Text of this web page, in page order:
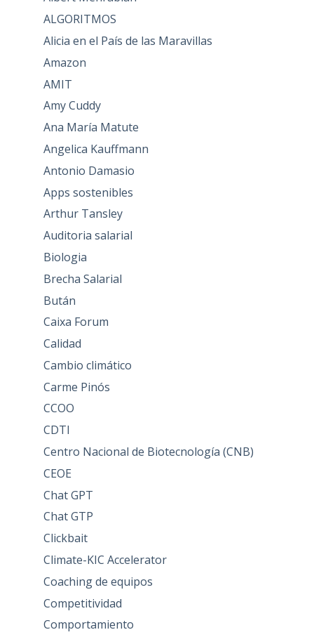
ALGORITMOS
Alicia en el País de las Maravillas
Amazon
AMIT
Amy Cuddy
Ana María Matute
Angelica Kauffmann
Antonio Damasio
Apps sostenibles
Arthur Tansley
Auditoria salarial
Biologia
Brecha Salarial
Bután
Caixa Forum
Calidad
Cambio climático
Carme Pinós
CCOO
CDTI
Centro Nacional de Biotecnología (CNB)
CEOE
Chat GPT
Chat GTP
Clickbait
Climate-KIC Accelerator
Coaching de equipos
Competitividad
Comportamiento